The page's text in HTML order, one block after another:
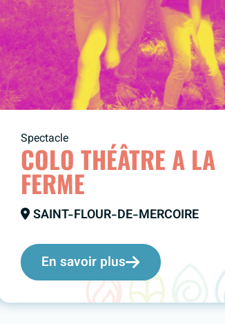
Spectacle
COLO THÉÂTRE A LA
FERME
SAINT-FLOUR-DE-MERCOIRE
En savoir plus